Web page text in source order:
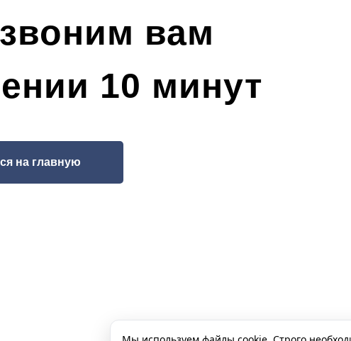
вам
10 минут
на главную